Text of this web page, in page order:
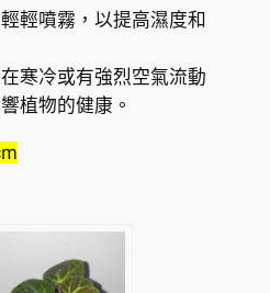
輕噴霧，以提高濕度和
寒冷或有強烈空氣流動
植物的健康。